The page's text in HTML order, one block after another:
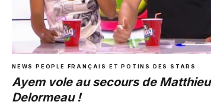
NEWS PEOPLE FRANÇAIS ET POTINS DES STARS
Ayem vole au secours de Matthieu
Delormeau !